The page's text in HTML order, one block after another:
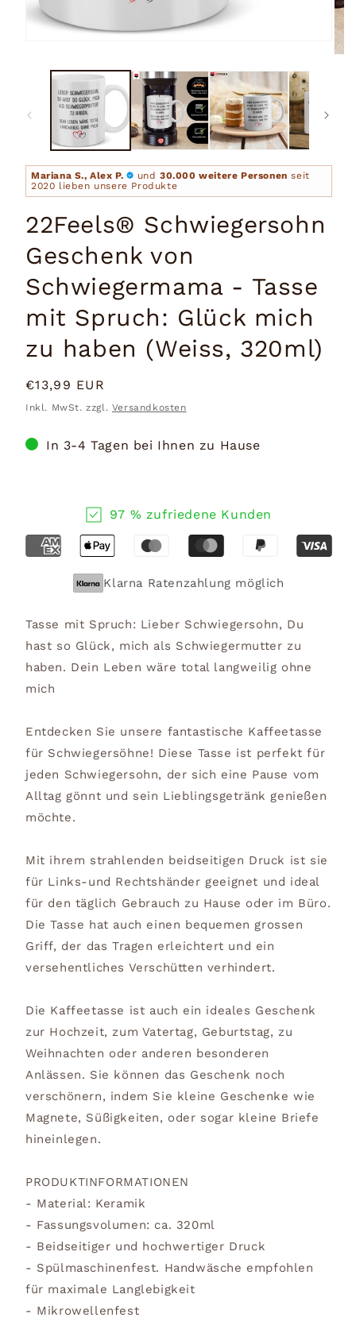
Modal
Mariana S., Alex P. und 30.000 weitere Personen seit
2020 lieben unsere Produkte
22Feels® Schwiegersohn
Geschenk von
Schwiegermama - Tasse
mit Spruch: Glück mich
zu haben (Weiss, 320ml)
Normaler
Preis
€13,99 EUR
Inkl. MwSt. zzgl. Versandkosten
In 3-4 Tagen bei Ihnen zu Hause
97 % zufriedene Kunden
Klarna Ratenzahlung möglich
Tasse mit Spruch: Lieber Schwiegersohn, Du
hast so Glück, mich als Schwiegermutter zu
haben. Dein Leben wäre total langweilig ohne
mich
Entdecken Sie unsere fantastische Kaffeetasse
für Schwiegersöhne! Diese Tasse ist perfekt für
jeden Schwiegersohn, der sich eine Pause vom
Alltag gönnt und sein Lieblingsgetränk genießen
möchte.
Mit ihrem strahlenden beidseitigen Druck ist sie
für Links-und Rechtshänder geeignet und ideal
für den täglich Gebrauch zu Hause oder im Büro.
Die Tasse hat auch einen bequemen grossen
Griff, der das Tragen erleichtert und ein
versehentliches Verschütten verhindert.
Die Kaffeetasse ist auch ein ideales Geschenk
zur Hochzeit, zum Vatertag, Geburtstag, zu
Weihnachten oder anderen besonderen
Anlässen. Sie können das Geschenk noch
verschönern, indem Sie kleine Geschenke wie
Magnete, Süßigkeiten, oder sogar kleine Briefe
hineinlegen.
PRODUKTINFORMATIONEN
- Material: Keramik
- Fassungsvolumen: ca. 320ml
- Beidseitiger und hochwertiger Druck
- Spülmaschinenfest. Handwäsche empfohlen
für maximale Langlebigkeit
- Mikrowellenfest